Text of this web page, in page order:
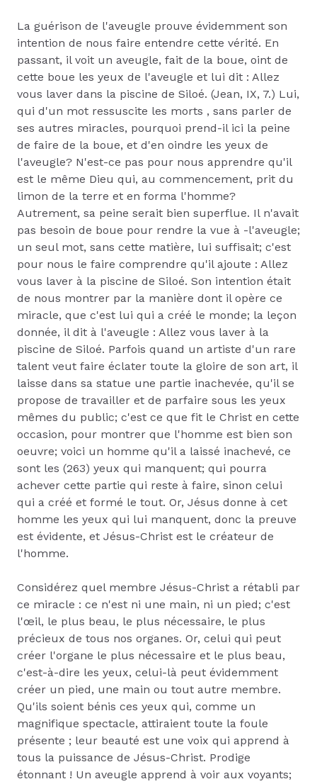
La guérison de l'aveugle prouve évidemment son
intention de nous faire entendre cette vérité. En
passant, il voit un aveugle, fait de la boue, oint de
cette boue les yeux de l'aveugle et lui dit : Allez
vous laver dans la piscine de Siloé. (Jean, IX, 7.) Lui,
qui d'un mot ressuscite les morts , sans parler de
ses autres miracles, pourquoi prend-il ici la peine
de faire de la boue, et d'en oindre les yeux de
l'aveugle? N'est-ce pas pour nous apprendre qu'il
est le même Dieu qui, au commencement, prit du
limon de la terre et en forma l'homme?
Autrement, sa peine serait bien superflue. Il n'avait
pas besoin de boue pour rendre la vue à -l'aveugle;
un seul mot, sans cette matière, lui suffisait; c'est
pour nous le faire comprendre qu'il ajoute : Allez
vous laver à la piscine de Siloé. Son intention était
de nous montrer par la manière dont il opère ce
miracle, que c'est lui qui a créé le monde; la leçon
donnée, il dit à l'aveugle : Allez vous laver à la
piscine de Siloé. Parfois quand un artiste d'un rare
talent veut faire éclater toute la gloire de son art, il
laisse dans sa statue une partie inachevée, qu'il se
propose de travailler et de parfaire sous les yeux
mêmes du public; c'est ce que fit le Christ en cette
occasion, pour montrer que l'homme est bien son
oeuvre; voici un homme qu'il a laissé inachevé, ce
sont les (263) yeux qui manquent; qui pourra
achever cette partie qui reste à faire, sinon celui
qui a créé et formé le tout. Or, Jésus donne à cet
homme les yeux qui lui manquent, donc la preuve
est évidente, et Jésus-Christ est le créateur de
l'homme.
Considérez quel membre Jésus-Christ a rétabli par
ce miracle : ce n'est ni une main, ni un pied; c'est
l'œil, le plus beau, le plus nécessaire, le plus
précieux de tous nos organes. Or, celui qui peut
créer l'organe le plus nécessaire et le plus beau,
c'est-à-dire les yeux, celui-là peut évidemment
créer un pied, une main ou tout autre membre.
Qu'ils soient bénis ces yeux qui, comme un
magnifique spectacle, attiraient toute la foule
présente ; leur beauté est une voix qui apprend à
tous la puissance de Jésus-Christ. Prodige
étonnant ! Un aveugle apprend à voir aux voyants;